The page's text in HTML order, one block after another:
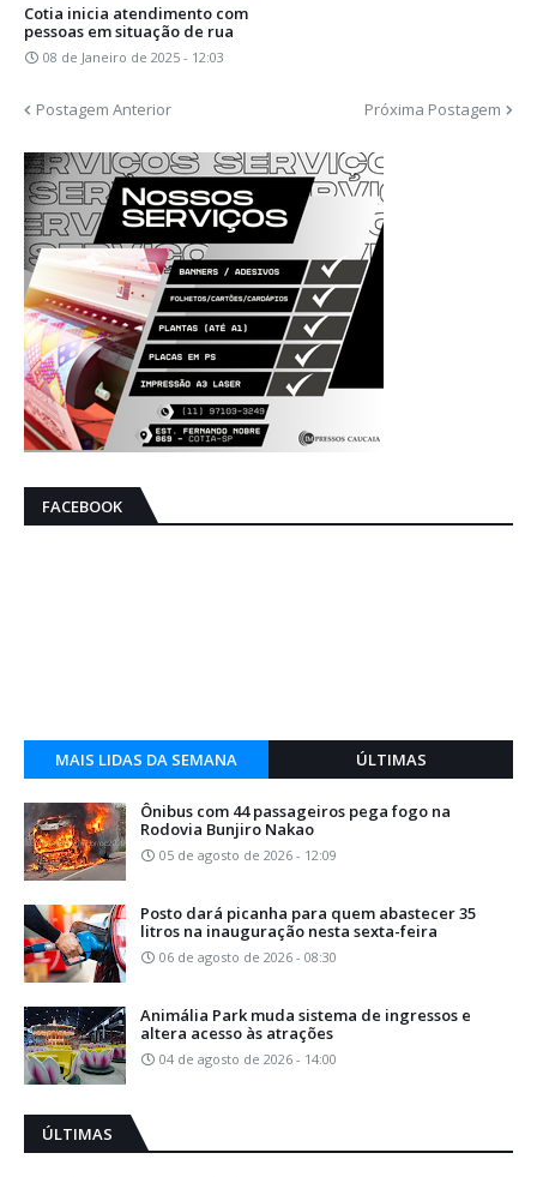
Cotia inicia atendimento com
pessoas em situação de rua
08 de Janeiro de 2025 - 12:03
Postagem Anterior Próxima Postagem
FACEBOOK
MAIS LIDAS DA SEMANA ÚLTIMAS
Ônibus com 44 passageiros pega fogo na
Rodovia Bunjiro Nakao
05 de agosto de 2026 - 12:09
Posto dará picanha para quem abastecer 35
litros na inauguração nesta sexta-feira
06 de agosto de 2026 - 08:30
Animália Park muda sistema de ingressos e
altera acesso às atrações
04 de agosto de 2026 - 14:00
ÚLTIMAS